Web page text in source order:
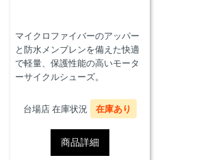
マイクロファイバーのアッパー
と防水メンブレンを備えた快適
で軽量、保護性能の高いモータ
ーサイクルシューズ。
台場店 在庫状況 在庫あり
商品詳細